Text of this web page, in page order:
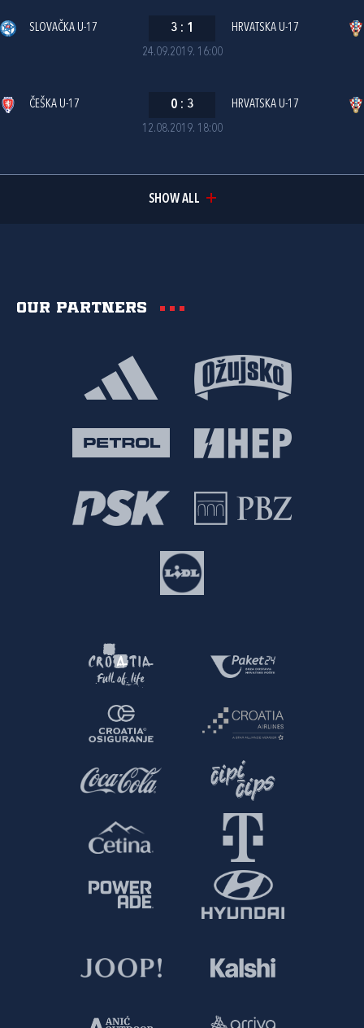
24.09.2019. 16:00
SLOVAČKA U-17 3 : 1 HRVATSKA U-17
12.08.2019. 18:00
ČEŠKA U-17 0 : 3 HRVATSKA U-17
SHOW ALL
Our partners